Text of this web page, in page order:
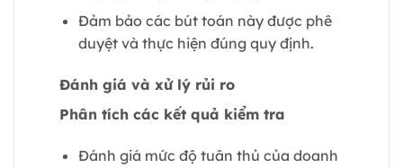
Đảm bảo các bút toán này được phê
duyệt và thực hiện đúng quy định.
Đánh giá và xử lý rủi ro
Phân tích các kết quả kiểm tra
Đánh giá mức độ tuân thủ của doanh